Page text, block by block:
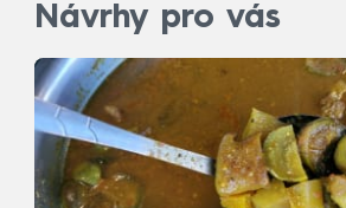
Návrhy pro vás